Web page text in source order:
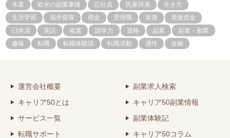
本業
欧米の副業事情 正社員 氏家祥美
生き方
生涯学習
福井俊保 税金 管理職 老後
老後資金
臼井清
英語 複業 語学力 資格 起業
起業・創業
趣味
転職 転職体験談 転職活動 適性 金融
運営会社概要
キャリア50とは
サービス一覧
転職サポート
副業求人検索
キャリア50副業情報
副業体験記
キャリア50コラム